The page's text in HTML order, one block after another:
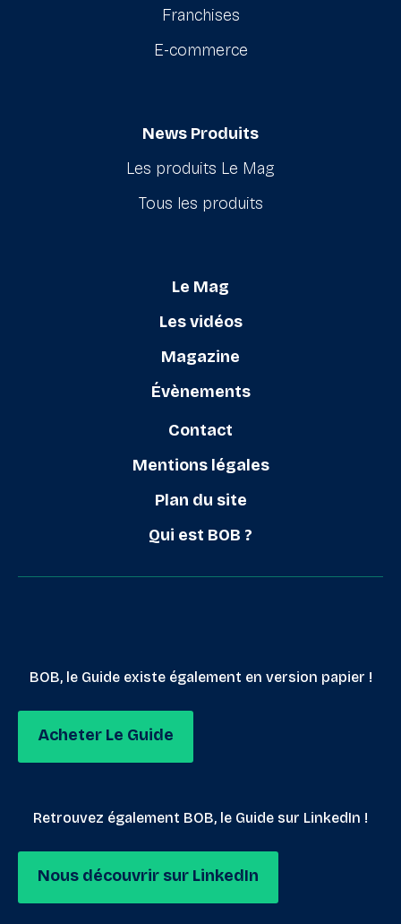
Franchises
E-commerce
News Produits
Les produits Le Mag
Tous les produits
Le Mag
Les vidéos
Magazine
Évènements
Contact
Mentions légales
Plan du site
Qui est BOB ?
BOB, le Guide existe également en version papier !
Acheter Le Guide
Retrouvez également BOB, le Guide sur LinkedIn !
Nous découvrir sur LinkedIn